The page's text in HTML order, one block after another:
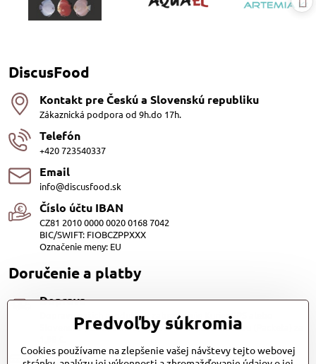
DiscusFood
Kontakt pre Českú a Slovenskú republiku
Zákaznická podpora od 9h.do 17h.
Telefón
+420 723540337
Email
info@discusfood.sk
Číslo účtu IBAN
CZ81 2010 0000 0020 0168 7042
BIC/SWIFT: FIOBCZPPXXX
Označenie meny: EU
Doručenie a platby
Doprava
Dopravu našich produktov zabezpečuje Kurier SPS alebo
Slovenská pošta, cena 3,98 EUR. Alebo Zasilkovňou (Packeta) za
Platby
Predvoľby súkromia
Cookies používame na zlepšenie vašej návštevy tejto webovej